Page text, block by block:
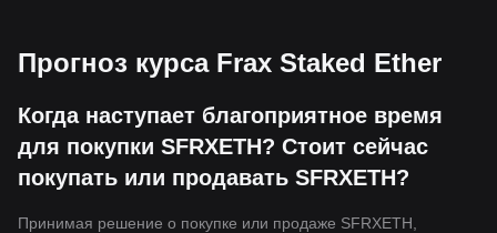
Прогноз курса Frax Staked Ether
Когда наступает благоприятное время
для покупки SFRXETH? Стоит сейчас
покупать или продавать SFRXETH?
Принимая решение о покупке или продаже SFRXETH,